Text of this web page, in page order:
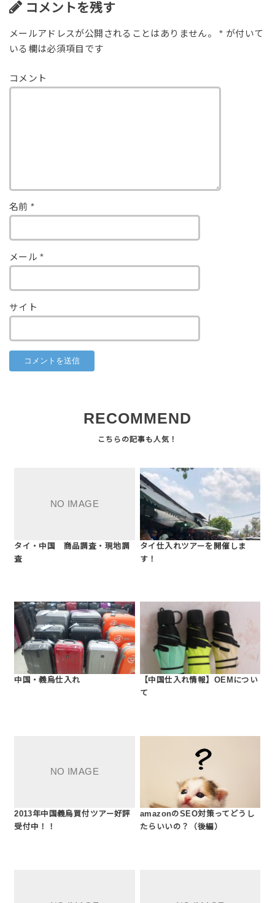
コメントを残す
メールアドレスが公開されることはありません。 * が付いて
いる欄は必須項目です
コメント
名前 *
メール*
サイト
RECOMMEND
タイ・中国 商品調査・現地調
査
タイ仕入れツアーを開催しま
す！
中国・義烏仕入れ
【中国仕入れ情報】OEMについ
て
2013年中国義烏買付ツアー好評
受付中！！
amazonのSEO対策ってどうし
たらいいの？（後編）